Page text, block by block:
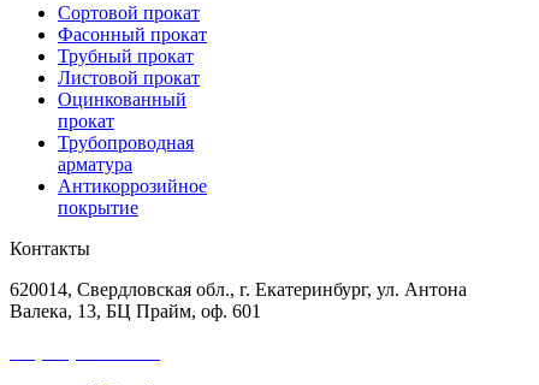
Сортовой прокат
Фасонный прокат
Трубный прокат
Листовой прокат
Оцинкованный
прокат
Трубопроводная
арматура
Антикоррозийное
покрытие
Контакты
620014, Свердловская обл., г. Екатеринбург, ул. Антона
Валека, 13, БЦ Прайм, оф. 601